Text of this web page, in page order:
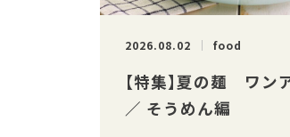
2026.08.02 food
【特集】夏の麺 ワン
／ そうめん編